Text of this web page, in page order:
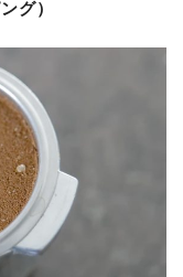
グ）